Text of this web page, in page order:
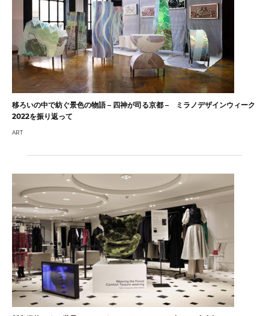
移ろいの中で紡ぐ景色の物語 – 四神が司る京都 – ミラノデザインウィーク
2022を振り返って
ART